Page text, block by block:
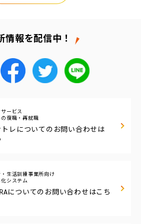
情報を配信中！
ービス
復職・再就職
トレについての お問い合わせは
生活訓練事業所向け
システム
についての お問い合わせはこち